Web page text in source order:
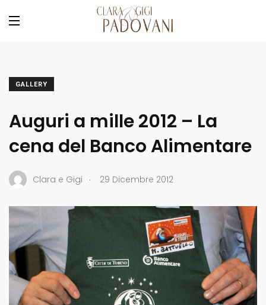
GALLERY
Auguri a mille 2012 – La
cena del Banco Alimentare
Clara e Gigi . 29 Dicembre 2012